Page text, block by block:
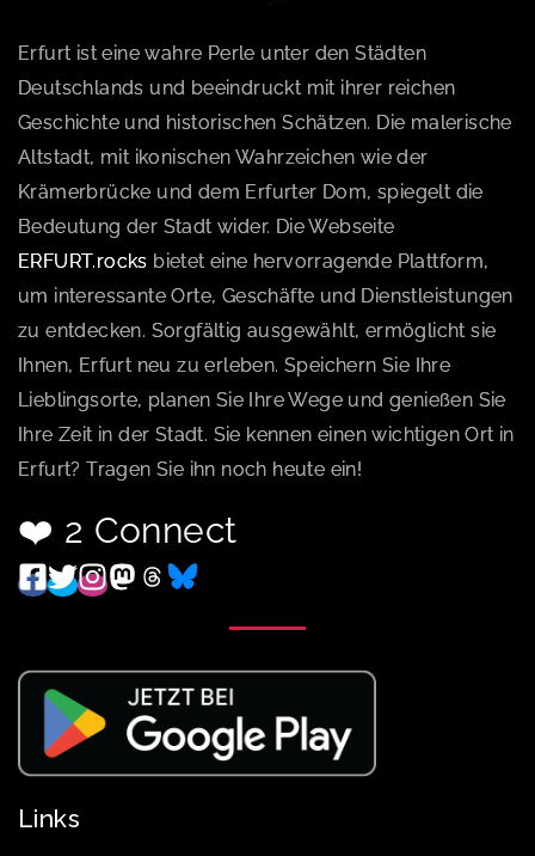
Erfurt ist eine wahre Perle unter den Städten
Deutschlands und beeindruckt mit ihrer reichen
Geschichte und historischen Schätzen. Die malerische
Altstadt, mit ikonischen Wahrzeichen wie der
Krämerbrücke und dem Erfurter Dom, spiegelt die
Bedeutung der Stadt wider. Die Webseite
ERFURT.rocks bietet eine hervorragende Plattform,
um interessante Orte, Geschäfte und Dienstleistungen
zu entdecken. Sorgfältig ausgewählt, ermöglicht sie
Ihnen, Erfurt neu zu erleben. Speichern Sie Ihre
Lieblingsorte, planen Sie Ihre Wege und genießen Sie
Ihre Zeit in der Stadt. Sie kennen einen wichtigen Ort in
Erfurt? Tragen Sie ihn noch heute ein!
❤️ 2 Connect
Links